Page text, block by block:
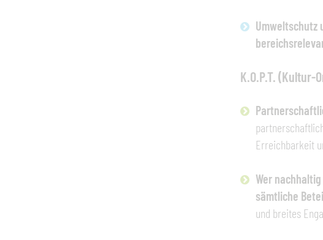
Umweltschutz
K.O.P.T.
Erreichbarkeit
Wer
sämtliche
und breites